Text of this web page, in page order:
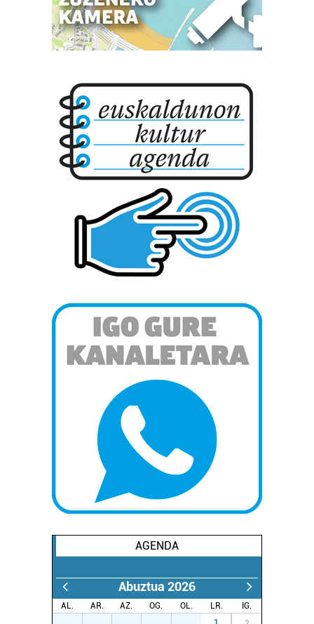
AGENDA
Abuztua 2026
AL. AR. AZ. OG. OL. LR.
IG.